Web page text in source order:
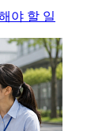
야 할 일